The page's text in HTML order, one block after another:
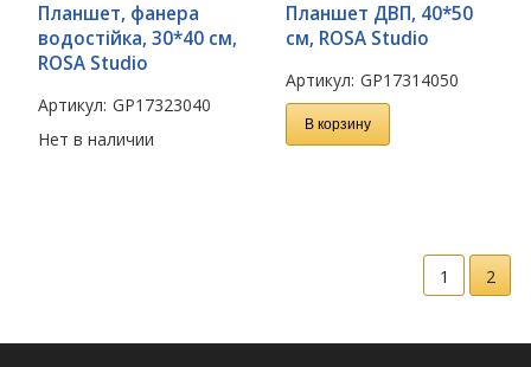
Планшет, фанера
водостійка, 30*40 см,
ROSA Studio
Артикул: GP17323040
Нет в наличии
Планшет ДВП, 40*50
см, ROSA Studio
Артикул: GP17314050
В корзину
1 2